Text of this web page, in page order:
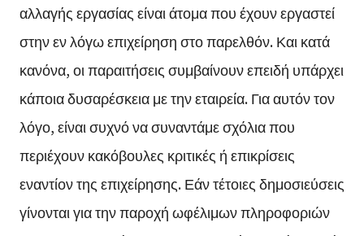
αλλαγής εργασίας είναι άτομα που έχουν εργαστεί
στην εν λόγω επιχείρηση στο παρελθόν. Και κατά
κανόνα, οι παραιτήσεις συμβαίνουν επειδή υπάρχει
κάποια δυσαρέσκεια με την εταιρεία. Για αυτόν τον
λόγο, είναι συχνό να συναντάμε σχόλια που
περιέχουν κακόβουλες κριτικές ή επικρίσεις
εναντίον της επιχείρησης. Εάν τέτοιες δημοσιεύσεις
γίνονται για την παροχή ωφέλιμων πληροφοριών